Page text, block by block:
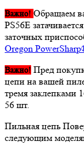
Важно! Обращаем
PS56E
заточных
Oregon
Важно! Пред
цепи на вашей
тремя заклепками
56 шт.
Пильная цепь
следующим